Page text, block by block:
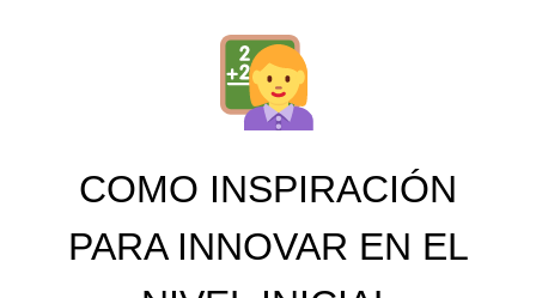
COMO INSPIRACIÓN
PARA INNOVAR EN EL